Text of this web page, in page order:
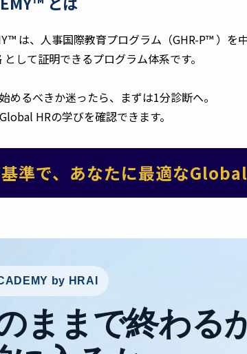
は、人事国際教育プログラム（GHR-P™︎ ）
して証明できるプログラム体系です。
めるべきか迷ったら、まずは1分診断へ。
HRの学びを確認できます。
準で、あなたに最適な
by HRAI
ままで終わる